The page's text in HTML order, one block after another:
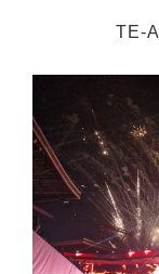
TE-